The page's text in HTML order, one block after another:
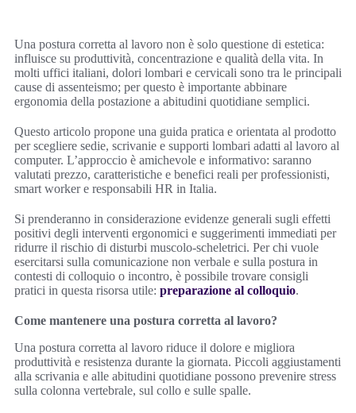
Una postura corretta al lavoro non è solo questione di estetica:
influisce su produttività, concentrazione e qualità della vita. In
molti uffici italiani, dolori lombari e cervicali sono tra le principali
cause di assenteismo; per questo è importante abbinare
ergonomia della postazione a abitudini quotidiane semplici.
Questo articolo propone una guida pratica e orientata al prodotto
per scegliere sedie, scrivanie e supporti lombari adatti al lavoro al
computer. L’approccio è amichevole e informativo: saranno
valutati prezzo, caratteristiche e benefici reali per professionisti,
smart worker e responsabili HR in Italia.
Si prenderanno in considerazione evidenze generali sugli effetti
positivi degli interventi ergonomici e suggerimenti immediati per
ridurre il rischio di disturbi muscolo-scheletrici. Per chi vuole
esercitarsi sulla comunicazione non verbale e sulla postura in
contesti di colloquio o incontro, è possibile trovare consigli
pratici in questa risorsa utile: preparazione al colloquio.
Come mantenere una postura corretta al lavoro?
Una postura corretta al lavoro riduce il dolore e migliora
produttività e resistenza durante la giornata. Piccoli aggiustamenti
alla scrivania e alle abitudini quotidiane possono prevenire stress
sulla colonna vertebrale, sul collo e sulle spalle.